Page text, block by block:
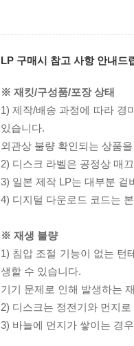
LP 구매시 참고 사항 안내드
※ 재킷/구성품/포장 상태
1) 제작/배송 과정에 따라 경
있습니다.
외관상 불량 확인되는 상품
2) 디스크 라벨은 공정상 매
3) 일본 제작 LP는 대부분 겉
4) 디지털 다운로드 코드는
※ 재생 불량
1) 침압 조절 기능이 없는 턴
생할 수 있습니다.
기기 문제로 인해 발생하는
2) 디스크는 정전기와 먼지
3) 바늘에 먼지가 쌓이는 경